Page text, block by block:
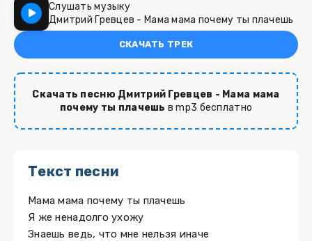
Слушать музыку
Дмитрий Гревцев - Мама мама почему ты плачешь
СКАЧАТЬ ТРЕК
Скачать песню Дмитрий Гревцев - Мама мама
почему ты плачешь в mp3 бесплатно
Текст песни
Мама мама почему ты плачешь
Я же ненадолго ухожу
Знаешь ведь, что мне нельзя иначе